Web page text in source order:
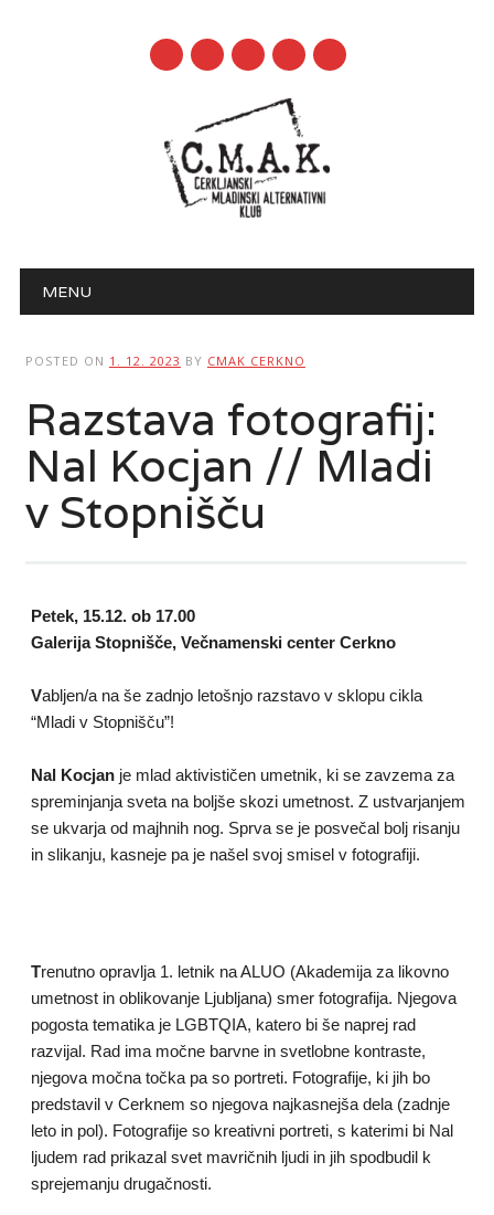
mail
Main menu
MENU
POSTED ON 1. 12. 2023 BY CMAK CERKNO
Razstava fotografij:
Nal Kocjan // Mladi
v Stopnišču
Petek, 15.12. ob 17.00
Galerija Stopnišče, Večnamenski center Cerkno
Vabljen/a na še zadnjo letošnjo razstavo v sklopu cikla
“Mladi v Stopnišču”!
Nal Kocjanje mlad aktivističen umetnik, ki se zavzema za
spreminjanja sveta na boljše skozi umetnost. Z ustvarjanjem
se ukvarja od majhnih nog. Sprva se je posvečal bolj risanju
in slikanju, kasneje pa je našel svoj smisel v fotografiji.
Trenutno opravlja 1. letnik na ALUO (Akademija za likovno
umetnost in oblikovanje Ljubljana) smer fotografija. Njegova
pogosta tematika je LGBTQIA, katero bi še naprej rad
razvijal. Rad ima močne barvne in svetlobne kontraste,
njegova močna točka pa so portreti. Fotografije, ki jih bo
predstavil v Cerknem so njegova najkasnejša dela (zadnje
leto in pol). Fotografije so kreativni portreti, s katerimi bi Nal
ljudem rad prikazal svet mavričnih ljudi in jih spodbudil k
sprejemanju drugačnosti.